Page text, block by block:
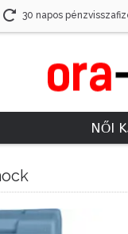
30 napos
NŐI